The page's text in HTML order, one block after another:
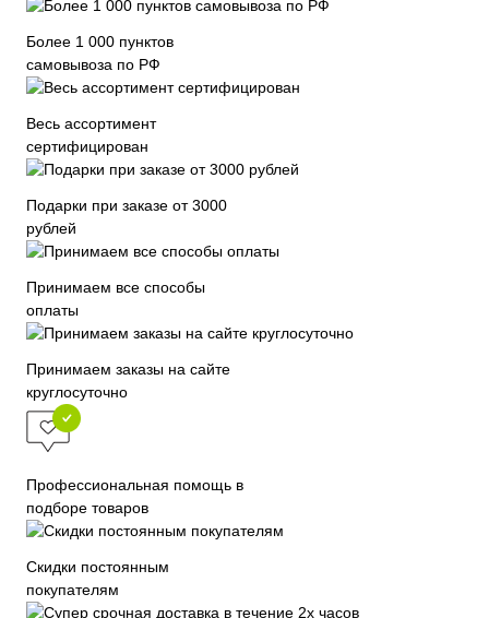
Более 1 000 пунктов
самовывоза по РФ
Весь ассортимент
сертифицирован
Подарки при заказе от 3000
рублей
Принимаем все способы
оплаты
Принимаем заказы на сайте
круглосуточно
Профессиональная помощь в
подборе товаров
Скидки постоянным
покупателям